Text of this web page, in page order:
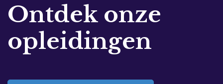
Ontdek onze
opleidingen